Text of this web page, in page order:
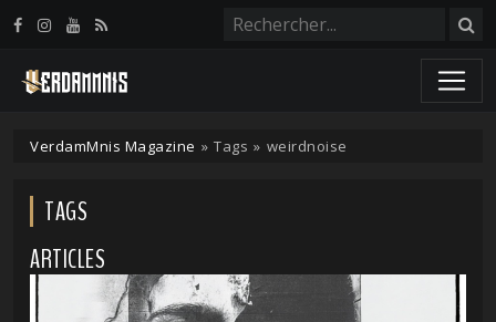
VerdamMnis Magazine » Tags » weirdnoise
TAGS
ARTICLES
Panneau de gestion des cookies